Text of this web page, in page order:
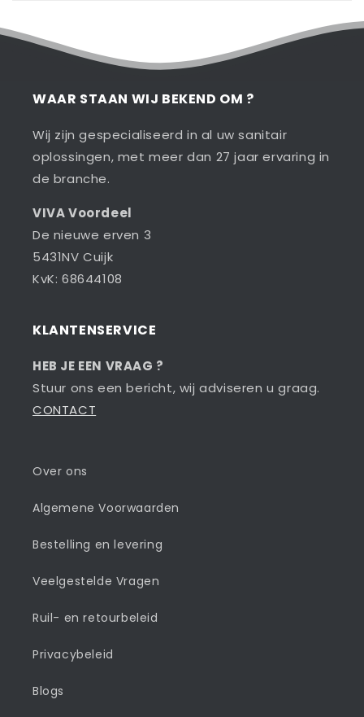
WAAR STAAN WIJ BEKEND OM ?
Wij zijn gespecialiseerd in al uw sanitair
oplossingen, met meer dan 27 jaar ervaring in
de branche.
VIVA Voordeel
De nieuwe erven 3
5431NV Cuijk
KvK: 68644108
KLANTENSERVICE
HEB JE EEN VRAAG ?
Stuur ons een bericht, wij adviseren u graag.
CONTACT
Over ons
Algemene Voorwaarden
Bestelling en levering
Veelgestelde Vragen
Ruil- en retourbeleid
Privacybeleid
Blogs